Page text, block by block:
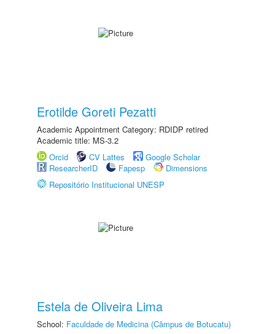
Erotilde Goreti Pezatti
Academic Appointment Category: RDIDP retired
Academic title: MS-3.2
Orcid
CV Lattes
Google Scholar
ResearcherID
Fapesp
Dimensions
Repositório Institucional UNESP
Estela de Oliveira Lima
School: Faculdade de Medicina (Câmpus de Botucatu)